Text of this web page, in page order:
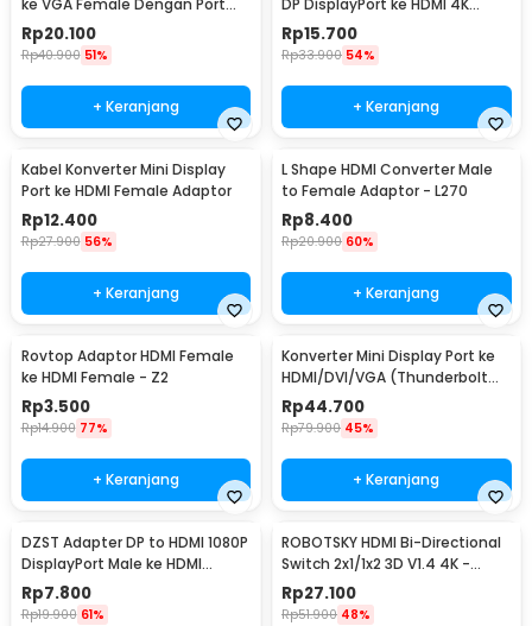
Audio 1080p - HD008
Rp20.100
Rp40.900 51%
+ Keranjang
180cm - DP102
Rp15.700
Rp33.900 54%
+ Keranjang
Kabel Konverter Mini Display
Port ke HDMI Female Adaptor
Rp12.400
Rp27.900 56%
+ Keranjang
L Shape HDMI Converter Male
to Female Adaptor - L270
Rp8.400
Rp20.900 60%
+ Keranjang
Rovtop Adaptor HDMI Female
ke HDMI Female - Z2
Rp3.500
Rp14.900 77%
+ Keranjang
Konverter Mini Display Port ke
HDMI/DVI/VGA (Thunderbolt
Compatible) - M-1I3
Rp44.700
Rp79.900 45%
+ Keranjang
DZST Adapter DP to HDMI 1080P
DisplayPort Male ke HDMI
Female - DZST024
Rp7.800
Rp19.900 61%
ROBOTSKY HDMI Bi-Directional
Switch 2x1/1x2 3D V1.4 4K -
ACDG0
Rp27.100
Rp51.900 48%